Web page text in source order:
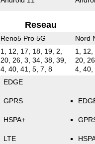
Reseau
Reno5 Pro 5G Nord
1, 12, 17, 18, 19, 2,
20, 26, 3, 34, 38, 39,
4, 40, 41, 5, 7, 8
1, 12,
20,
4, 40,
EDGE
GPRS
HSPA+
LTE